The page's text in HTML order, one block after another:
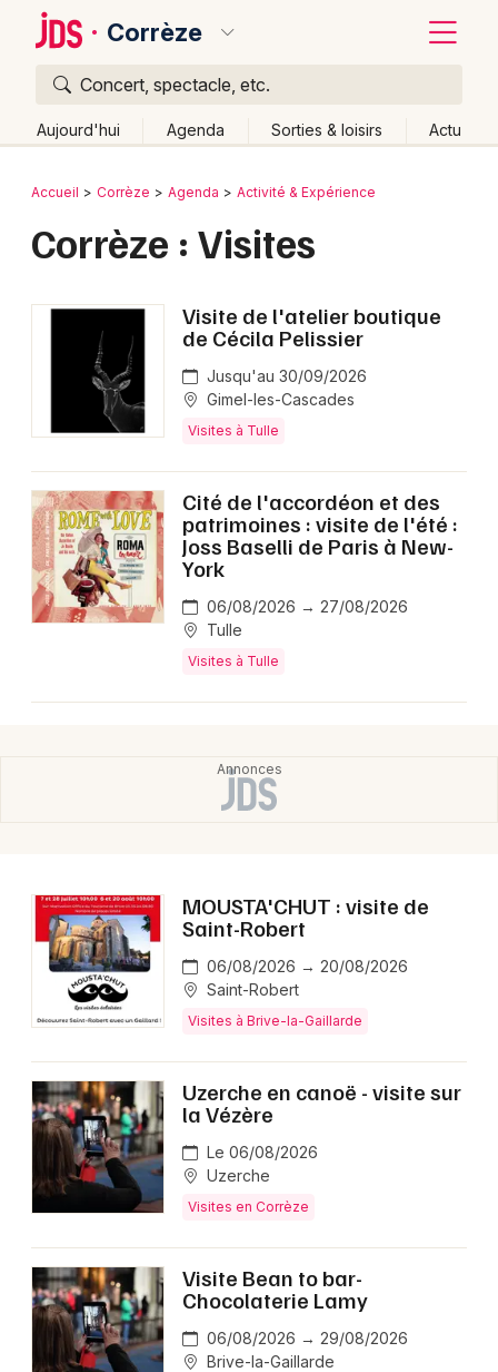
Corrèze
Concert, spectacle, etc.
Aujourd'hui Agenda Sorties & loisirs Actu
Publier un événement
Grands événements
Activité & Expérience
Manifestations
Foires & salons
Spectacles
Concerts
Soirées
Visites en Limousin
Visites en Nouvelle-Aquitaine
Newsletter des sorties
Artistes en tournée
Actus en Corrèze
Magazine en Corrèze
Bordeaux
Marseille
Montpellier
Nantes
Nice
Retour
Accueil Corrèze Agenda Activité & Expérience
Corrèze : Visites
Visite de l'atelier boutique
de Cécila Pelissier
Jusqu'au 30/09/2026
Gimel-les-Cascades
Visites à Tulle
Cité de l'accordéon et des
patrimoines : visite de l'été :
Joss Baselli de Paris à New-
York
06/08/2026 → 27/08/2026
Tulle
Visites à Tulle
MOUSTA'CHUT : visite de
Saint-Robert
06/08/2026 → 20/08/2026
Saint-Robert
Visites à Brive-la-Gaillarde
Uzerche en canoë - visite sur
la Vézère
Le 06/08/2026
Uzerche
Visites en Corrèze
Visite Bean to bar-
Chocolaterie Lamy
06/08/2026 → 29/08/2026
Brive-la-Gaillarde
Quoi ?
Où ?
Changer de lieu
Aujourd'hui
Demain Ce week-end Autre